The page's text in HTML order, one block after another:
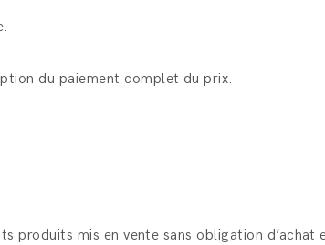
du paiement complet du prix.
produits mis en vente sans obligation